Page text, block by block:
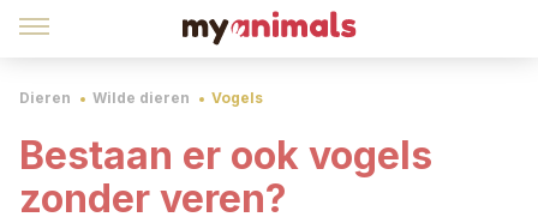
Dieren Wilde dieren Vogels
Bestaan er ook vogels
zonder veren?